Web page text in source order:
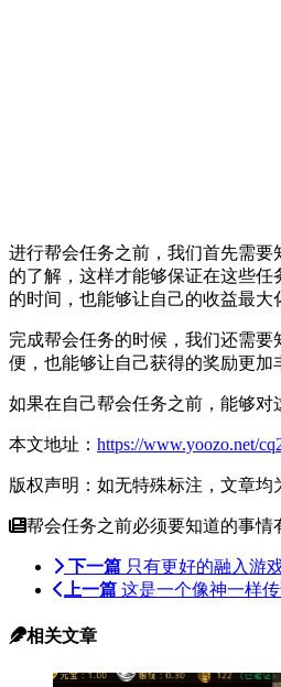
进行帮会任务之前，我们首先需
的了解，这样才能够保证在这些
的时间，也能够让自己的收益最大
完成帮会任务的时候，我们还需
便，也能够让自己获得的奖励更加
如果在自己帮会任务之前，能够对
本文地址： https://www.yoozo.net/
版权声明：如无特殊标注，文章均
帮会任务之前必须要知道的事情
下一篇 只有更好的融入游
上一篇 这是一个像神一样
相关文章